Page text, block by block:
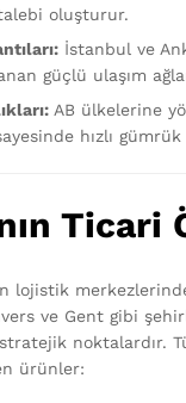
oluşturur.
İstanbul ve
güçlü ulaşım
AB ülkelerine
hızlı
Ticari
lojistik
ve Gent gibi
noktalardır.
ürünler: